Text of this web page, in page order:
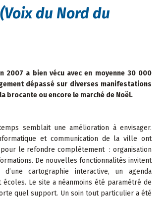
du Nord du
a bien vécu avec en moyenne 30 000
dépassé sur diverses manifestations
brocante ou encore le marché de Noël.
semblait une amélioration à envisager.
et communication de la ville ont
le refondre complètement : organisation
De nouvelles fonctionnalités invitent
cartographie interactive, un agenda
Le site a néanmoins été paramétré de
quel support. Un soin tout particulier a été